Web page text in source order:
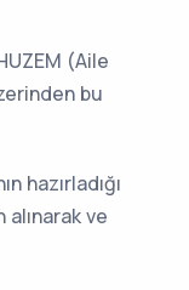
(Aile
bu
hazırladığı
ve